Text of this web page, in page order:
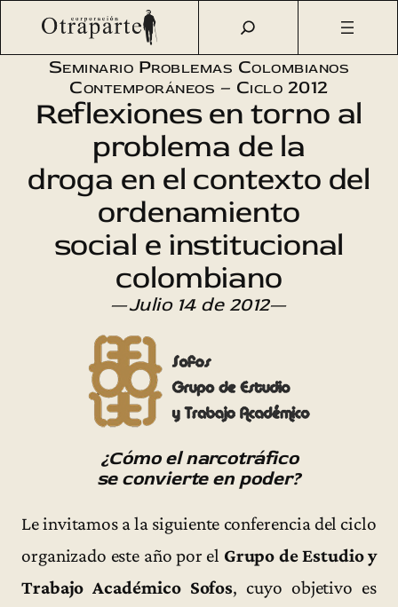
Saltar
contenido
Otraparte.org/Agenda Cultural /Sofos
narcotráfico se convierte en poder?
Seminario Problemas Colombianos
Contemporáneos – Ciclo 2012
Reflexiones en torno al
problema de la
droga en el contexto del
ordenamiento
social e institucional
colombiano
—Julio 14 de 2012—
¿Cómo el narcotráfico
se convierte en poder?
Le invitamos a la siguiente conferencia del ciclo
organizado este año por el Grupo de Estudio y
Trabajo Académico Sofos, cuyo objetivo es